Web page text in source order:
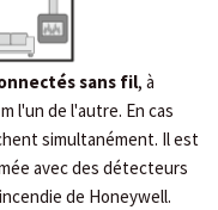
sans fil, à
l'un de l'autre. En cas
simultanément. Il est
avec des détecteurs
de Honeywell.